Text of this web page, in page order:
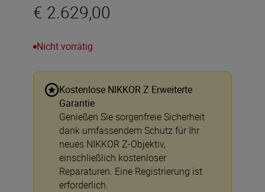
€ 2.629,00
Nicht vorrätig
Kostenlose NIKKOR Z Erweiterte
Garantie
Genießen Sie sorgenfreie Sicherheit
dank umfassendem Schutz für Ihr
neues NIKKOR Z-Objektiv,
einschließlich kostenloser
Reparaturen. Eine Registrierung ist
erforderlich.